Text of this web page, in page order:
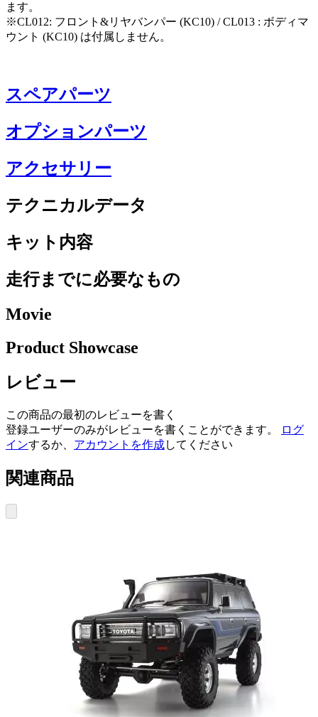
ます。
※CL012: フロント&リヤバンパー (KC10) / CL013 : ボディマ
ウント (KC10) は付属しません。
スペアパーツ
オプションパーツ
アクセサリー
テクニカルデータ
キット内容
走行までに必要なもの
Movie
Product Showcase
レビュー
この商品の最初のレビューを書く
登録ユーザーのみがレビューを書くことができます。
ログ
インするか、 アカウントを作成してください
関連商品